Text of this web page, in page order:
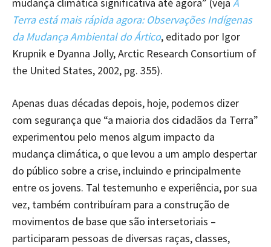
Terra está mais rápida agora: Observações Indígenas
da Mudança Ambiental do Ártico, editado por Igor
Krupnik e Dyanna Jolly, Arctic Research Consortium of
the United States, 2002, pg. 355).
Apenas duas décadas depois, hoje, podemos dizer
com segurança que “a maioria dos cidadãos da Terra”
experimentou pelo menos algum impacto da
mudança climática, o que levou a um amplo despertar
do público sobre a crise, incluindo e principalmente
entre os jovens. Tal testemunho e experiência, por sua
vez, também contribuíram para a construção de
movimentos de base que são intersetoriais –
participaram pessoas de diversas raças, classes,